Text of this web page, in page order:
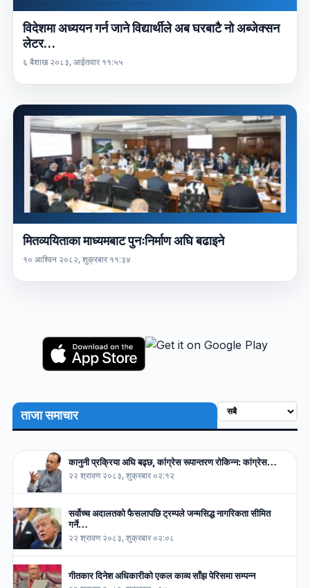
विदेशमा अध्ययन गर्न जाने विद्यार्थीले अब घरबाटै नो अब्जेक्सन
लेटर…
६ बैशाख २०८३, आईतवार ११:५५
मितव्ययिताका माध्यमबाट पुनःनिर्माण अघि बढाइने
१० आश्विन २०८२, शुक्रबार ११:३४
ताजा समाचार
कानुनी प्रक्रिया अघि बढ्छ, कांग्रेस रूपान्तरण रोकिन्न: कांग्रेस…
२२ श्रावण २०८३, शुक्रबार ०२:१२
सर्वोच्च अदालतको फैसलापछि ट्रम्पले जन्मसिद्ध नागरिकता सीमित
गर्ने…
२२ श्रावण २०८३, शुक्रबार ०२:०८
गीतकार दिनेश अधिकारीको एकल काव्य साँझ पेरिसमा सम्पन्न